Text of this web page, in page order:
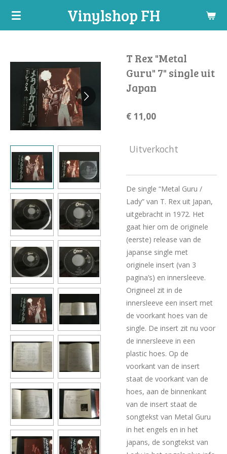
Ga
hoofdinhoud
Vinylshop FH
T Rex "Metal
Guru" 7" single uit
Japan
€ 11,00
Uitverkocht
De single “Metal Guru /
Lady” van T. Rex uit Japan,
uitgebracht in 1972. Het
gaat hier om de originele
(eerste) release van de
japanse single met
originele insert (van 3
pagina’s) en innersleeve.
Origineel zit in de
innersleeve een insert met
de voorkant hoes van de
single. De insert zit nu voor
de innersleeve in een
plastic hoes. Op de
voorkant van de insert
staat de voorkant van de
hoes, aan de binnenkant
van de insert staat de
songtekst van Metal Guru
in het engels en in het
japans, de songtekst van